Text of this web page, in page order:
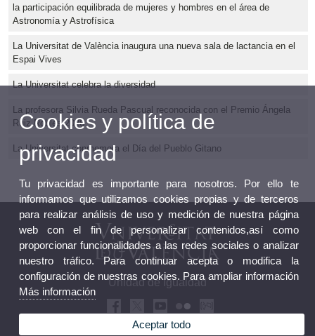
la participación equilibrada de mujeres y hombres en el área de
Astronomía y Astrofísica
La Universitat de València inaugura una nueva sala de lactancia en el
Espai Vives
La Universitat celebra la diversidad
La profesora Silvia Rueda Pascual reconocida con el Premio Ángela
Ruiz Robles 2026
La Universitat conmemora el Día del Pueblo Gitano
Unidad de Igualdad
Cookies y política de
privacidad
Tu privacidad es importante para nosotros. Por ello te
informamos que utilizamos cookies propias y de terceros
para realizar análisis de uso y medición de nuestra página
web con el fin de personalizar contenidos,así como
proporcionar funcionalidades a las redes sociales o analizar
nuestro tráfico. Para continuar acepta o modifica la
configuración de nuestras cookies. Para ampliar información
Más información
Aceptar todo